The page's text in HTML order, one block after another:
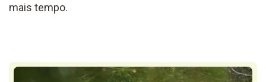
mais tempo.